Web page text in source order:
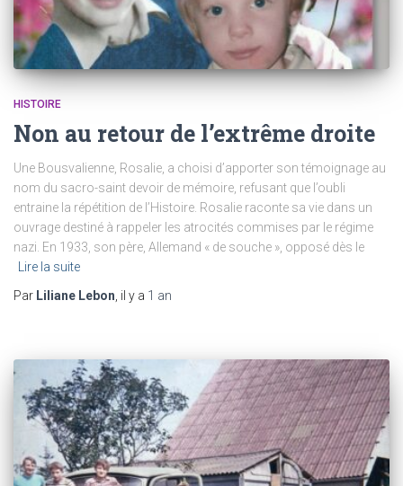
HISTOIRE
Non au retour de l’extrême droite
Une Bousvalienne, Rosalie, a choisi d’apporter son témoignage au
nom du sacro-saint devoir de mémoire, refusant que l’oubli
entraine la répétition de l’Histoire. Rosalie raconte sa vie dans un
ouvrage destiné à rappeler les atrocités commises par le régime
nazi. En 1933, son père, Allemand « de souche », opposé dès le
Lire la suite
Par Liliane Lebon , il y a 1 an